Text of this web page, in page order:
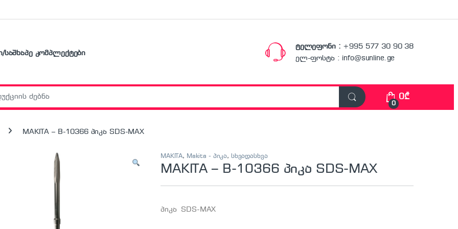
საშხაპე კომპლექტები
ტელეფონი : +995 577 30 90 38
ელ-ფოსტა : info@sunline.ge
0
0₾
MAKITA – B-10366 პიკა SDS-MAX
MAKITA, Makita - პიკა, სხვადასხვა
MAKITA – B-10366 პიკა SDS-MAX
პიკა SDS-MAX